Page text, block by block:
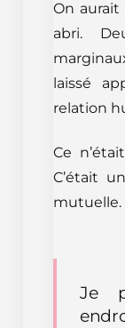
On
abri.
laissé
relation
Ce
C’était
mutuelle.
Je